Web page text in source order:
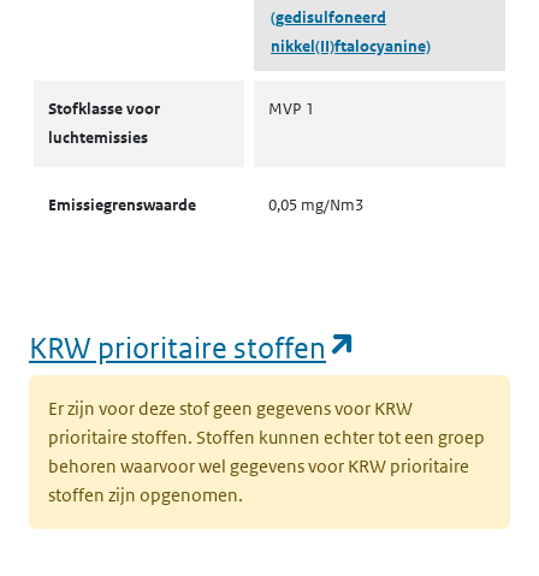
(gedisulfoneerd
nikkel(II)ftalocyanine)
Stofklasse voor
luchtemissies
MVP 1
Emissiegrenswaarde 0,05 mg/Nm3
KRW prioritaire stoffen
Er zijn voor deze stof geen gegevens voor KRW
prioritaire stoffen. Stoffen kunnen echter tot een groep
behoren waarvoor wel gegevens voor KRW prioritaire
stoffen zijn opgenomen.